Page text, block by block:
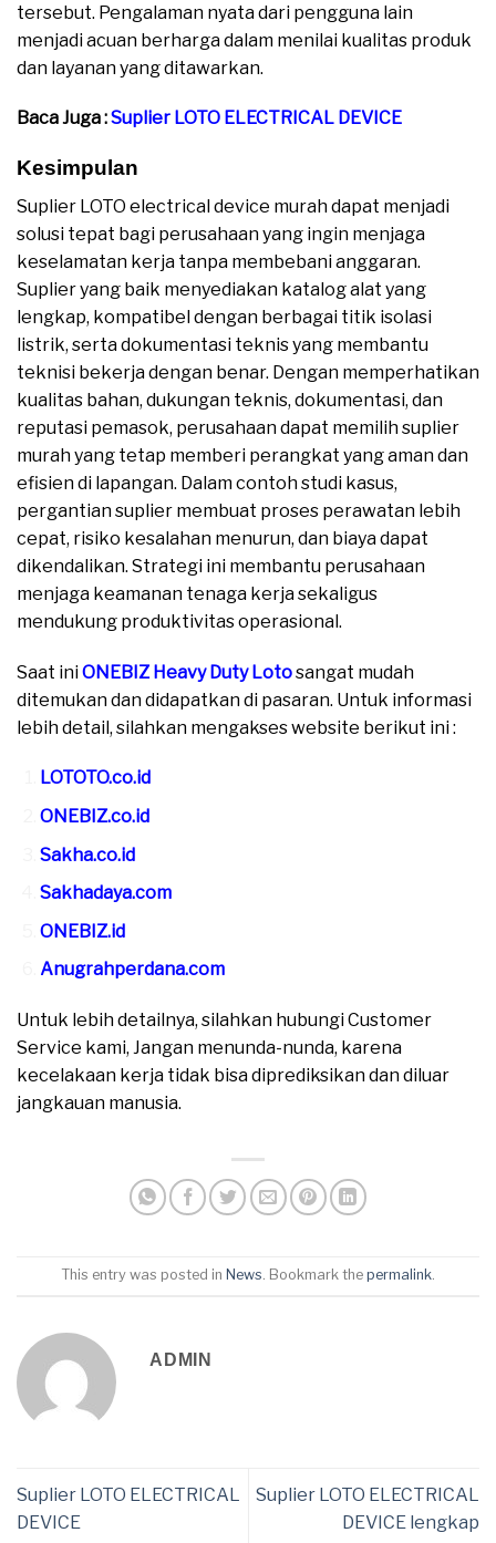
tersebut. Pengalaman nyata dari pengguna lain
menjadi acuan berharga dalam menilai kualitas produk
dan layanan yang ditawarkan.
Baca Juga :Suplier LOTO ELECTRICAL DEVICE
Kesimpulan
Suplier LOTO electrical device murah dapat menjadi
solusi tepat bagi perusahaan yang ingin menjaga
keselamatan kerja tanpa membebani anggaran.
Suplier yang baik menyediakan katalog alat yang
lengkap, kompatibel dengan berbagai titik isolasi
listrik, serta dokumentasi teknis yang membantu
teknisi bekerja dengan benar. Dengan memperhatikan
kualitas bahan, dukungan teknis, dokumentasi, dan
reputasi pemasok, perusahaan dapat memilih suplier
murah yang tetap memberi perangkat yang aman dan
efisien di lapangan. Dalam contoh studi kasus,
pergantian suplier membuat proses perawatan lebih
cepat, risiko kesalahan menurun, dan biaya dapat
dikendalikan. Strategi ini membantu perusahaan
menjaga keamanan tenaga kerja sekaligus
mendukung produktivitas operasional.
Saat iniONEBIZ Heavy Duty Lotosangat mudah
ditemukan dan didapatkan di pasaran. Untuk informasi
lebih detail, silahkan mengakses website berikut ini :
LOTOTO.co.id
ONEBIZ.co.id
Sakha.co.id
Sakhadaya.com
ONEBIZ.id
Anugrahperdana.com
Untuk lebih detailnya, silahkan hubungi Customer
Service kami, Jangan menunda-nunda, karena
kecelakaan kerja tidak bisa diprediksikan dan diluar
jangkauan manusia.
This entry was posted in News. Bookmark the permalink.
ADMIN
Suplier LOTO ELECTRICAL
DEVICE
Suplier LOTO ELECTRICAL
DEVICE lengkap